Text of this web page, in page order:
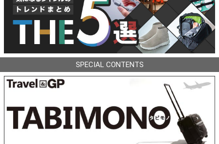
SPECIAL CONTENTS